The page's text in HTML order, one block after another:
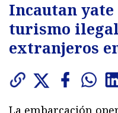
Incautan
turismo
extranjeros
La embarcación